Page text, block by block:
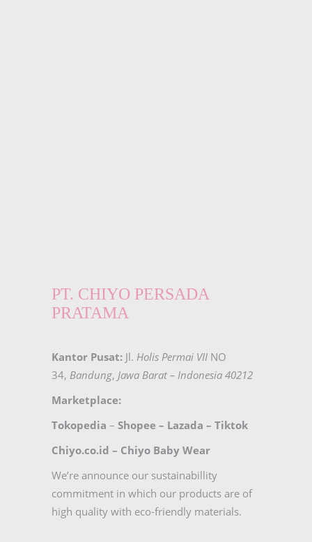
PT. CHIYO PERSADA
PRATAMA
Kantor Pusat: Jl. Holis Permai VII NO
34, Bandung, Jawa Barat – Indonesia 40212
Marketplace:
Tokopedia – Shopee – Lazada – Tiktok
Chiyo.co.id – Chiyo Baby Wear
We’re announce our sustainabillity
commitment in which our products are of
high quality with eco-friendly materials.